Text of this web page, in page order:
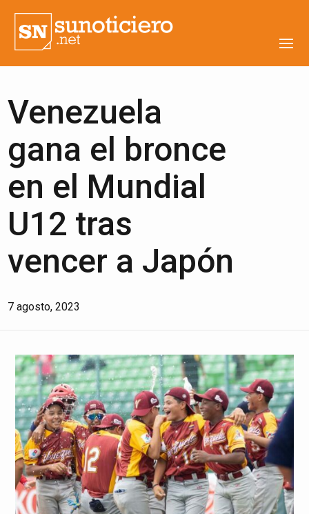
Venezuela
gana el bronce
en el Mundial
U12 tras
vencer a Japón
7 agosto, 2023